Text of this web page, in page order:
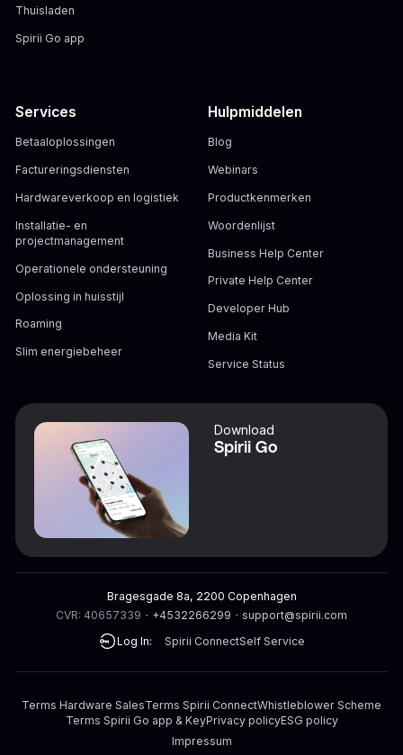
Thuisladen
Spirii Go app
Services
Betaaloplossingen
Factureringsdiensten
Hardwareverkoop en logistiek
Installatie- en
projectmanagement
Operationele ondersteuning
Oplossing in huisstijl
Roaming
Slim energiebeheer
Hulpmiddelen
Blog
Webinars
Productkenmerken
Woordenlijst
Business Help Center
Private Help Center
Developer Hub
Media Kit
Service Status
Download
Spirii Go
Bragesgade 8a, 2200 Copenhagen
CVR: 40657339 ・ +4532266299 ・ support@spirii.com
Log In:
Spirii ConnectSelf Service
Terms Hardware SalesTerms Spirii ConnectWhistleblower Scheme
Terms Spirii Go app & KeyPrivacy policyESG policy
Impressum